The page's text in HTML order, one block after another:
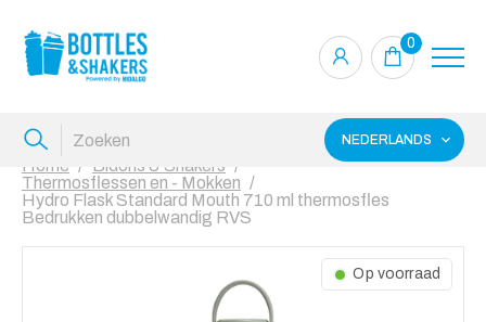
0
NEDERLANDS
Home
Bidons & Shakers
Thermosflessen en - Mokken
Hydro Flask Standard Mouth 710 ml thermosfles
Bedrukken dubbelwandig RVS
Op voorraad